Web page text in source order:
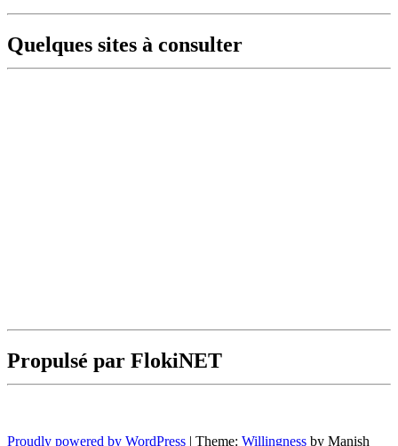
Quelques sites à consulter
Propulsé par FlokiNET
Proudly powered by WordPress | Theme: Willingness by Manish